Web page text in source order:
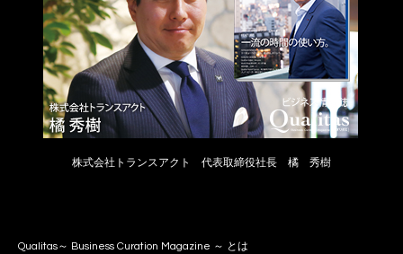
株式会社トランスアクト 代表取締役社長 橘 秀樹
Qualitas～ Business Curation Magazine ～ とは